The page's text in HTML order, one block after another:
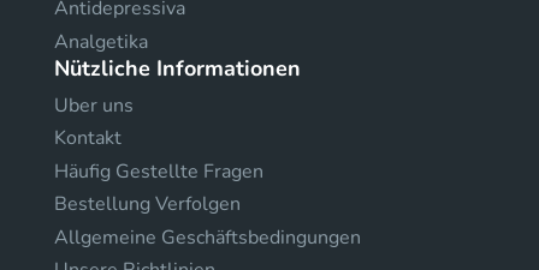
Antidepressiva
Analgetika
Nützliche Informationen
Uber uns
Kontakt
Häufig Gestellte Fragen
Bestellung Verfolgen
Allgemeine Geschäftsbedingungen